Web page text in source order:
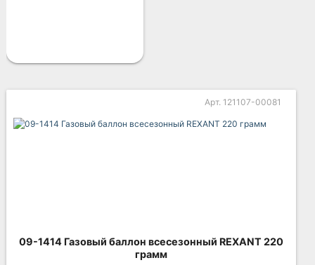
Арт. 121107-00081
09-1414 Газовый баллон всесезонный REXANT 220
грамм